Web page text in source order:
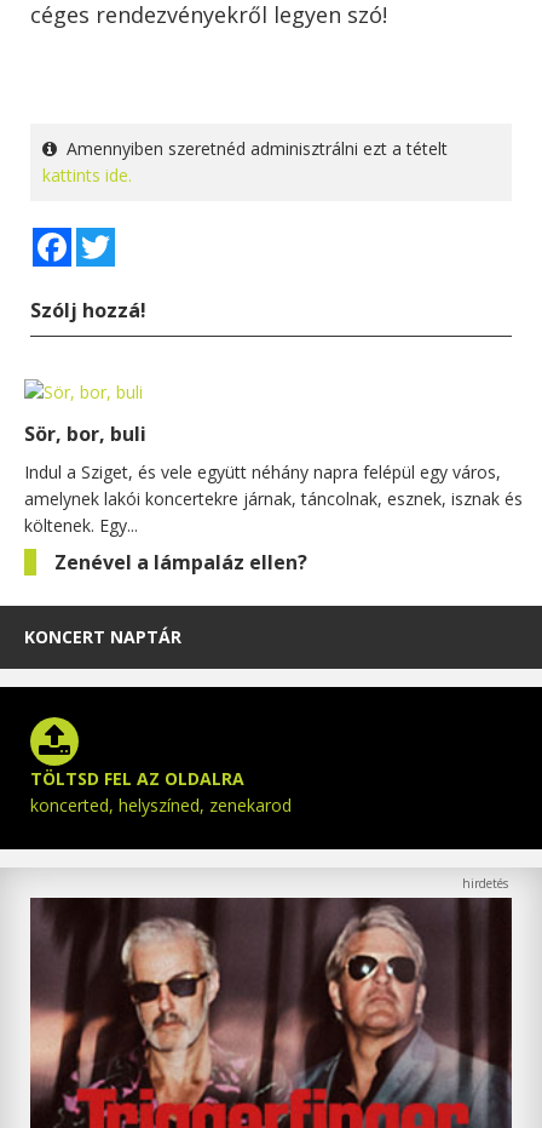
céges rendezvényekről legyen szó!
Amennyiben szeretnéd adminisztrálni ezt a tételt
kattints ide.
Facebook
Szólj hozzá!
Sör, bor, buli
Indul a Sziget, és vele együtt néhány napra felépül egy város,
amelynek lakói koncertekre járnak, táncolnak, esznek, isznak és
költenek. Egy...
Zenével a lámpaláz ellen?
KONCERT NAPTÁR
TÖLTSD FEL AZ OLDALRA
koncerted, helyszíned, zenekarod